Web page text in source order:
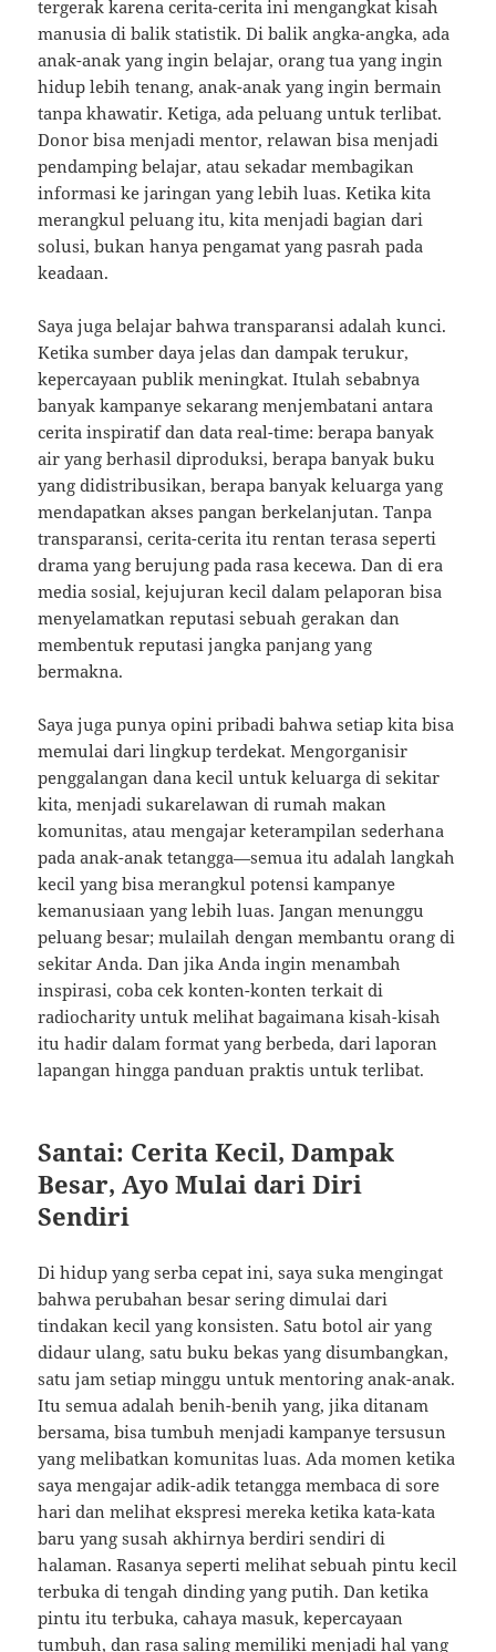
tergerak karena cerita-cerita ini mengangkat kisah
manusia di balik statistik. Di balik angka-angka, ada
anak-anak yang ingin belajar, orang tua yang ingin
hidup lebih tenang, anak-anak yang ingin bermain
tanpa khawatir. Ketiga, ada peluang untuk terlibat.
Donor bisa menjadi mentor, relawan bisa menjadi
pendamping belajar, atau sekadar membagikan
informasi ke jaringan yang lebih luas. Ketika kita
merangkul peluang itu, kita menjadi bagian dari
solusi, bukan hanya pengamat yang pasrah pada
keadaan.
Saya juga belajar bahwa transparansi adalah kunci.
Ketika sumber daya jelas dan dampak terukur,
kepercayaan publik meningkat. Itulah sebabnya
banyak kampanye sekarang menjembatani antara
cerita inspiratif dan data real-time: berapa banyak
air yang berhasil diproduksi, berapa banyak buku
yang didistribusikan, berapa banyak keluarga yang
mendapatkan akses pangan berkelanjutan. Tanpa
transparansi, cerita-cerita itu rentan terasa seperti
drama yang berujung pada rasa kecewa. Dan di era
media sosial, kejujuran kecil dalam pelaporan bisa
menyelamatkan reputasi sebuah gerakan dan
membentuk reputasi jangka panjang yang
bermakna.
Saya juga punya opini pribadi bahwa setiap kita bisa
memulai dari lingkup terdekat. Mengorganisir
penggalangan dana kecil untuk keluarga di sekitar
kita, menjadi sukarelawan di rumah makan
komunitas, atau mengajar keterampilan sederhana
pada anak-anak tetangga—semua itu adalah langkah
kecil yang bisa merangkul potensi kampanye
kemanusiaan yang lebih luas. Jangan menunggu
peluang besar; mulailah dengan membantu orang di
sekitar Anda. Dan jika Anda ingin menambah
inspirasi, coba cek konten-konten terkait di
radiocharity untuk melihat bagaimana kisah-kisah
itu hadir dalam format yang berbeda, dari laporan
lapangan hingga panduan praktis untuk terlibat.
Santai: Cerita Kecil, Dampak
Besar, Ayo Mulai dari Diri
Sendiri
Di hidup yang serba cepat ini, saya suka mengingat
bahwa perubahan besar sering dimulai dari
tindakan kecil yang konsisten. Satu botol air yang
didaur ulang, satu buku bekas yang disumbangkan,
satu jam setiap minggu untuk mentoring anak-anak.
Itu semua adalah benih-benih yang, jika ditanam
bersama, bisa tumbuh menjadi kampanye tersusun
yang melibatkan komunitas luas. Ada momen ketika
saya mengajar adik-adik tetangga membaca di sore
hari dan melihat ekspresi mereka ketika kata-kata
baru yang susah akhirnya berdiri sendiri di
halaman. Rasanya seperti melihat sebuah pintu kecil
terbuka di tengah dinding yang putih. Dan ketika
pintu itu terbuka, cahaya masuk, kepercayaan
tumbuh, dan rasa saling memiliki menjadi hal yang